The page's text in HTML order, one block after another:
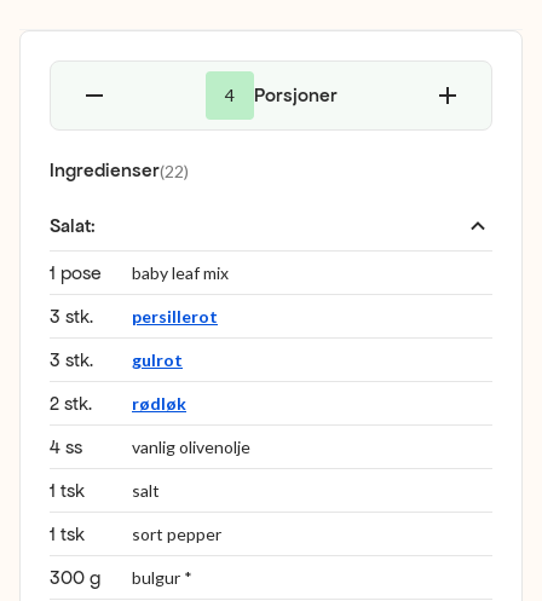
4 Porsjoner
Ingredienser(22)
Salat:
1 pose baby leaf mix
3 stk. persillerot
3 stk. gulrot
2 stk. rødløk
4 ss vanlig olivenolje
1 tsk salt
1 tsk sort pepper
300 g bulgur *